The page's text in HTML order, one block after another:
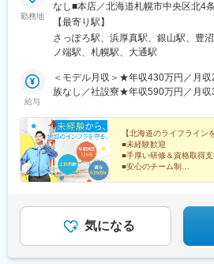
勤務地
なし■本店／北海道札幌市中央区北4
苫東厚真火力センター／北海道苫小
センター／北海道古宇郡泊村大字堀
店／北海道砂川市西3条南21丁目83
28-13■苫小牧事業所／北海道苫小牧
【最寄り駅】
さっぽろ駅、浜厚真駅、銀山駅、豊
ノ端駅、札幌駅、大通駅
給与
＜モデル月収＞★年収430万円／月
族なし／社設寮★年収590万円／月
計6.39カ月分）※経験・能力等を考
種手当あり！＞■特定勤務地手当└泊
円/月■世帯手当└扶養する家族数に応
月■燃料手当└住居や扶養状況に応じ
シーズン■住宅手当 住居や扶養状況
分/月■特別労働手当・作業手当・特
業環境等に応じて、作業回数や作業
給（現場管理者や特別ボイラー溶接な
【北海道のライフライン
■未経験歓迎
■手厚い研修＆資格取得支
■安心のチーム制
■豊富なキャリアパス
■昨年度賞与実績6.3カ月分
気になる